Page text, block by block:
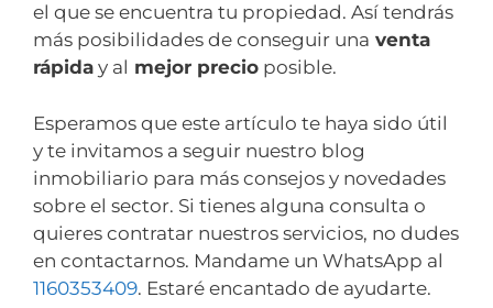
el que se encuentra tu propiedad. Así tendrás
más posibilidades de conseguir una venta
rápida y al mejor precio posible.
Esperamos que este artículo te haya sido útil
y te invitamos a seguir nuestro blog
inmobiliario para más consejos y novedades
sobre el sector. Si tienes alguna consulta o
quieres contratar nuestros servicios, no dudes
en contactarnos. Mandame un WhatsApp al
1160353409. Estaré encantado de ayudarte.